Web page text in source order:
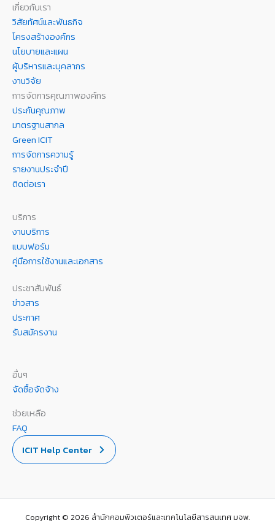
เกี่ยวกับเรา
วิสัยทัศน์และพันธกิจ
โครงสร้างองค์กร
นโยบายและแผน
ผู้บริหารและบุคลากร
งานวิจัย
การจัดการคุณภาพองค์กร
ประกันคุณภาพ
มาตรฐานสากล
Green ICIT
การจัดการความรู้
รายงานประจำปี
ติดต่อเรา
บริการ
งานบริการ
แบบฟอร์ม
คู่มือการใช้งานและเอกสาร
ประชาสัมพันธ์
ข่าวสาร
ประกาศ
รับสมัครงาน
อื่นๆ
จัดซื้อจัดจ้าง
ช่วยเหลือ
FAQ
ICIT Help Center
Copyright © 2026 สำนักคอมพิวเตอร์และเทคโนโลยีสารสนเทศ มจพ.